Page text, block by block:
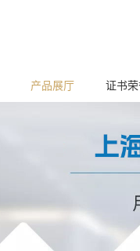
产品展厅 证书